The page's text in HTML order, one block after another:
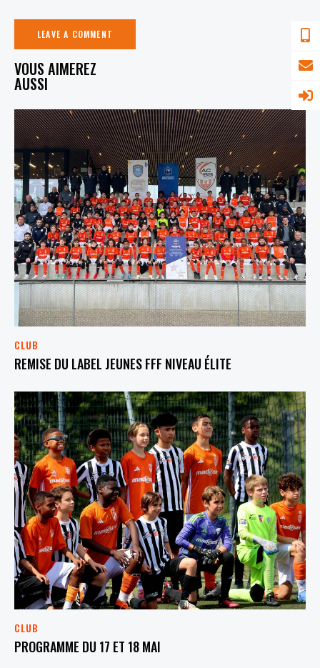
YOU MAY ALSO LIKE
CLUB
REMISE DU LABEL JEUNES FFF NIVEAU ÉLITE
CLUB
PROGRAMME DU 17 ET 18 MAI